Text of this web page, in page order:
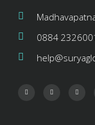
0884